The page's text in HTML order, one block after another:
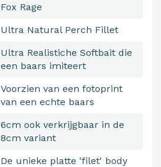
Fox Rage
Ultra Natural Perch Fillet
Ultra Realistiche Softbait die
een baars imiteert
Voorzien van een fotoprint
van een echte baars
6cm ook verkrijgbaar in de
8cm variant
De unieke platte 'filet' body